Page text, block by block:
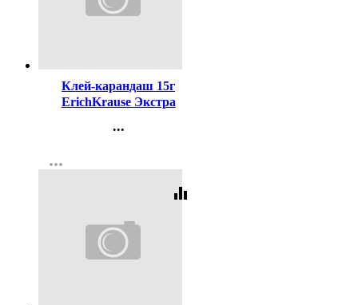
Клей-карандаш 15г
ErichKrause Экстра
...
Регистрация
more_horiz
equalizer